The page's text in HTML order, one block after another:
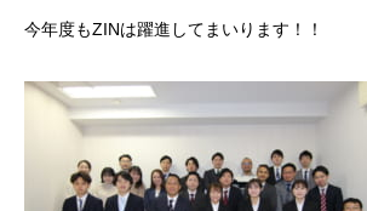
今年度もZINは躍進してまいります！！